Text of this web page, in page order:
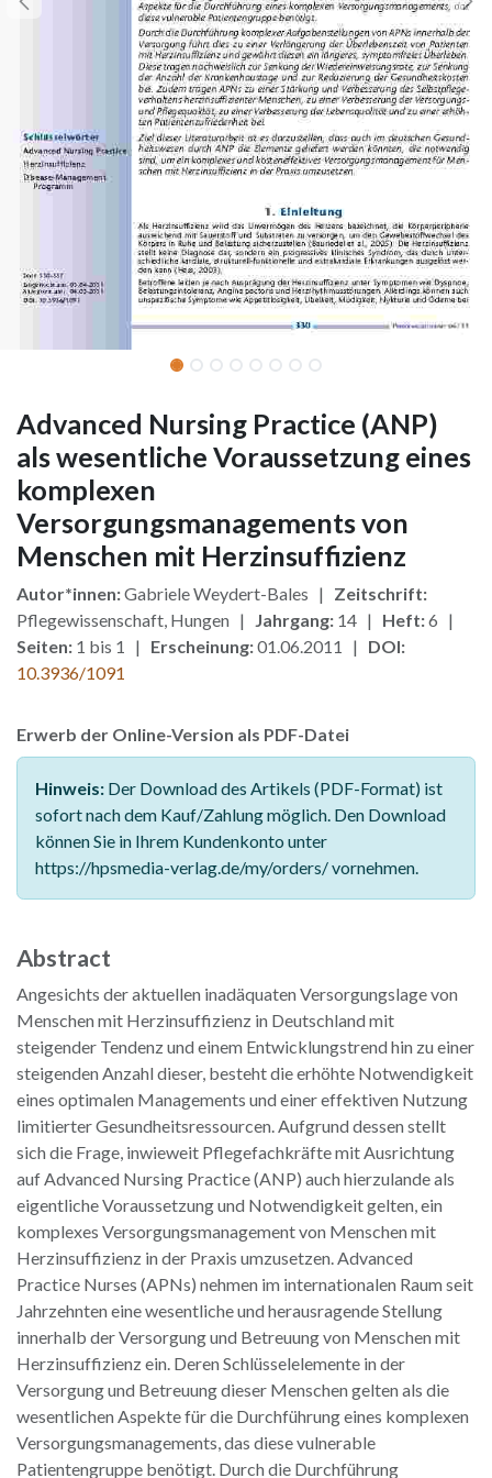
Advanced Nursing Practice (ANP)
als wesentliche Voraussetzung eines
komplexen
Versorgungsmanagements von
Menschen mit Herzinsuffizienz
Autor*innen:Gabriele Weydert-Bales | Zeitschrift:
Pflegewissenschaft, Hungen | Jahrgang: 14 | Heft:6 |
Seiten: 1 bis 1 | Erscheinung:01.06.2011 | DOI:
10.3936/1091
Erwerb der Online-Version als PDF-Datei
Hinweis: Der Download des Artikels (PDF-Format) ist
sofort nach dem Kauf/Zahlung möglich. Den Download
können Sie in Ihrem Kundenkonto unter
https://hpsmedia-verlag.de/my/orders/ vornehmen.
Abstract
Angesichts der aktuellen inadäquaten Versorgungslage von
Menschen mit Herzinsuffizienz in Deutschland mit
steigender Tendenz und einem Entwicklungstrend hin zu einer
steigenden Anzahl dieser, besteht die erhöhte Notwendigkeit
eines optimalen Managements und einer effektiven Nutzung
limitierter Gesundheitsressourcen. Aufgrund dessen stellt
sich die Frage, inwieweit Pflegefachkräfte mit Ausrichtung
auf Advanced Nursing Practice (ANP) auch hierzulande als
eigentliche Voraussetzung und Notwendigkeit gelten, ein
komplexes Versorgungsmanagement von Menschen mit
Herzinsuffizienz in der Praxis umzusetzen. Advanced
Practice Nurses (APNs) nehmen im internationalen Raum seit
Jahrzehnten eine wesentliche und herausragende Stellung
innerhalb der Versorgung und Betreuung von Menschen mit
Herzinsuffizienz ein. Deren Schlüsselelemente in der
Versorgung und Betreuung dieser Menschen gelten als die
wesentlichen Aspekte für die Durchführung eines komplexen
Versorgungsmanagements, das diese vulnerable
Patientengruppe benötigt. Durch die Durchführung